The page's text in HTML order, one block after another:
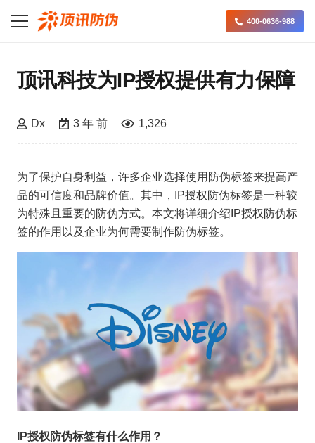
400-0636-988
顶讯科技为IP授权提供有力保障
Dx 3 年 前 1,326
为了保护自身利益，许多企业选择使用防伪标签来提高产
品的可信度和品牌价值。其中，IP授权防伪标签是一种较
为特殊且重要的防伪方式。本文将详细介绍IP授权防伪标
签的作用以及企业为何需要制作防伪标签。
IP授权防伪标签有什么作用？